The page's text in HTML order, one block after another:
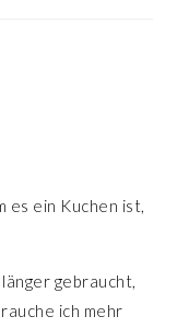
es ein Kuchen ist,
gebraucht,
ich mehr